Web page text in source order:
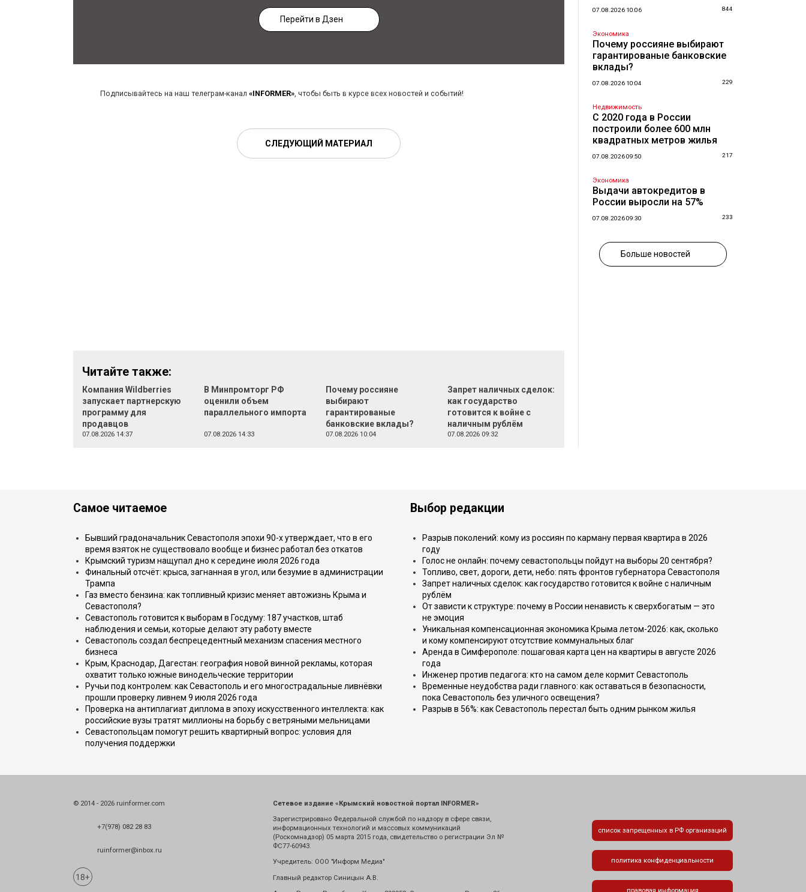
Перейти в Дзен
Подписывайтесь на наш телеграм-канал «INFORMER», чтобы быть в курсе всех новостей и событий!
СЛЕДУЮЩИЙ МАТЕРИАЛ
Читайте также:
Компания Wildberries
запускает партнерскую
программу для
продавцов
07.08.2026 14:37
В Минпромторг РФ
оценили объем
параллельного импорта
07.08.2026 14:33
Почему россияне
выбирают
гарантированые
банковские вклады?
07.08.2026 10:04
Запрет наличных сделок:
как государство
готовится к войне с
наличным рублём
07.08.2026 09:32
07.08.2026 10:06 844
Экономика
Почему россияне выбирают
гарантированые банковские
вклады?
07.08.2026 10:04 229
Недвижимость
С 2020 года в России
построили более 600 млн
квадратных метров жилья
07.08.2026 09:50 217
Экономика
Выдачи автокредитов в
России выросли на 57%
07.08.2026 09:30 233
Больше новостей
Самое читаемое
Бывший градоначальник Севастополя эпохи 90-х утверждает, что в его
время взяток не существовало вообще и бизнес работал без откатов
Крымский туризм нащупал дно к середине июля 2026 года
Финальный отсчёт: крыса, загнанная в угол, или безумие в администрации
Трампа
Газ вместо бензина: как топливный кризис меняет автожизнь Крыма и
Севастополя?
Севастополь готовится к выборам в Госдуму: 187 участков, штаб
наблюдения и семьи, которые делают эту работу вместе
Севастополь создал беспрецедентный механизм спасения местного
бизнеса
Крым, Краснодар, Дагестан: география новой винной рекламы, которая
охватит только южные винодельческие территории
Ручьи под контролем: как Севастополь и его многострадальные ливнёвки
прошли проверку ливнем 9 июля 2026 года
Проверка на антиплагиат диплома в эпоху искусственного интеллекта: как
российские вузы тратят миллионы на борьбу с ветряными мельницами
Севастопольцам помогут решить квартирный вопрос: условия для
получения поддержки
Выбор редакции
Разрыв поколений: кому из россиян по карману первая квартира в 2026
году
Голос не онлайн: почему севастопольцы пойдут на выборы 20 сентября?
Топливо, свет, дороги, дети, небо: пять фронтов губернатора Севастополя
Запрет наличных сделок: как государство готовится к войне с наличным
рублём
От зависти к структуре: почему в России ненависть к сверхбогатым — это
не эмоция
Уникальная компенсационная экономика Крыма летом-2026: как, сколько
и кому компенсируют отсутствие коммунальных благ
Аренда в Симферополе: пошаговая карта цен на квартиры в августе 2026
года
Инженер против педагога: кто на самом деле кормит Севастополь
Временные неудобства ради главного: как оставаться в безопасности,
пока Севастополь без уличного освещения?
Разрыв в 56%: как Севастополь перестал быть одним рынком жилья
© 2014 - 2026 ruinformer.com
+7(978) 082 28 83
ruinformer@inbox.ru
Сетевое издание «Крымский новостной портал INFORMER»
Зарегистрировано Федеральной службой по надзору в сфере связи,
информационных технологий и массовых коммуникаций
(Роскомнадзор) 05 марта 2015 года, свидетельство о регистрации Эл №
ФС77-60943.
Учредитель: ООО "Информ Медиа"
Главный редактор Синицын А.В.
список запрещенных в РФ организаций
политика конфиденциальности